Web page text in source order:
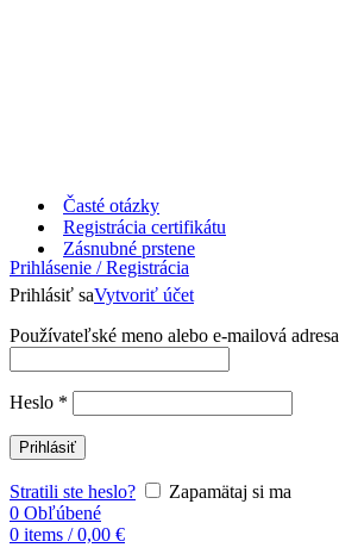
Časté otázky
Registrácia certifikátu
Prihlásenie / Registrácia
Prihlásiť saVytvoriť účet
Používateľské meno alebo e-mailová adresa
Heslo *
Prihlásiť
Stratili ste heslo?
Zapamätaj si ma
0 Obľúbené
0 items / 0,00 €
Zásnubné prstene